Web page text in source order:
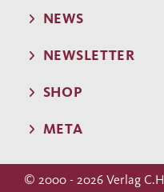
NEWS
NEWSLETTER
SHOP
META
© 2000 - 2026 Verlag